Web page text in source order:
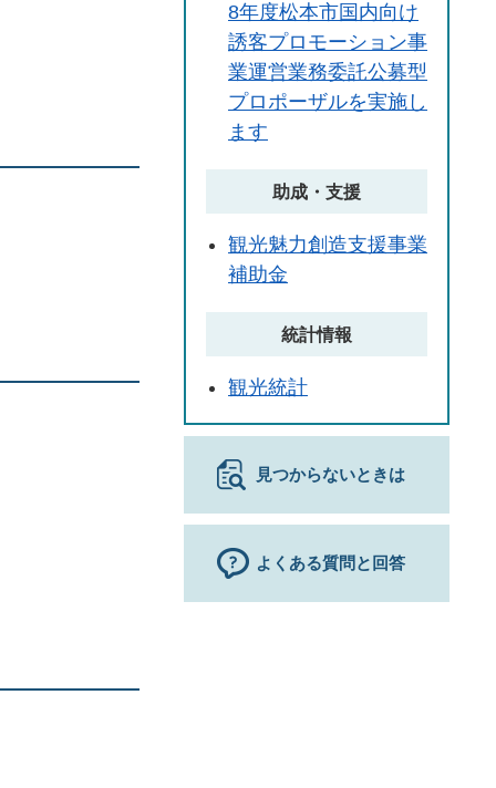
8年度松本市国内向け
誘客プロモーション事
業運営業務委託公募型
プロポーザルを実施し
ます
助成・支援
観光魅力創造支援事業
補助金
統計情報
観光統計
見つからないときは
よくある質問と回答